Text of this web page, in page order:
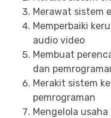
Merawat sistem
Memperbaiki
audio video
Membuat
dan
Merakit sistem
pemrograman
Mengelola